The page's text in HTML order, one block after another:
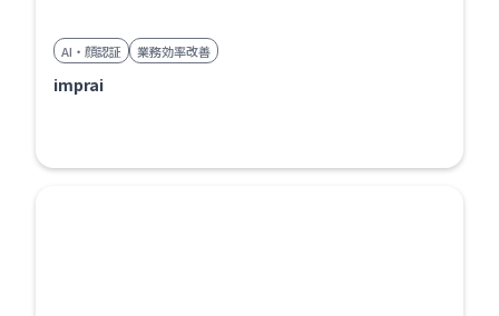
AI・顔認証 業務効率改善
imprai